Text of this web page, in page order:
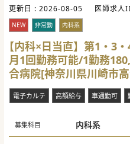
更新日 : 2026-08-05 医師求人
NEW 非常勤 内科系
【内科×日当直】第1・3
月1回勤務可能/1勤務
合病院[神奈川県川崎市
電子カルテ 高額給与 車通勤可
募集科目 内科系